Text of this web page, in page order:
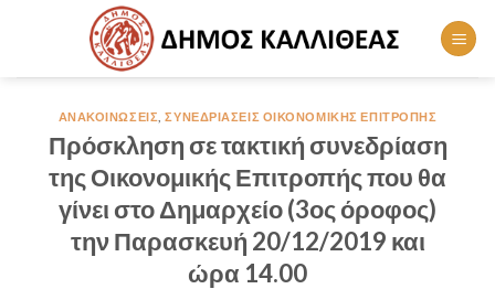
ΑΝΑΚΟΙΝΏΣΕΙΣ ,ΣΥΝΕΔΡΙΆΣΕΙΣ ΟΙΚΟΝΟΜΙΚΉΣ ΕΠΙΤΡΟΠΉΣ
Πρόσκληση σε τακτική συνεδρίαση
της Οικονομικής Επιτροπής που θα
γίνει στο Δημαρχείο (3ος όροφος)
την Παρασκευή 20/12/2019 και
ώρα 14.00